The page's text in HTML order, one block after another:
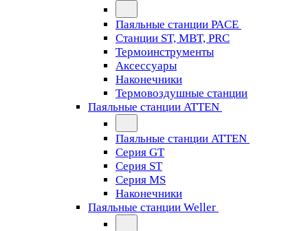
Паяльные станции PACE
Станции ST, MBT, PRC
Термоинструменты
Аксессуары
Наконечники
Термовоздушные станции
Паяльные станции ATTEN
Паяльные станции ATTEN
Серия GT
Серия ST
Серия MS
Наконечники
Паяльные станции Weller